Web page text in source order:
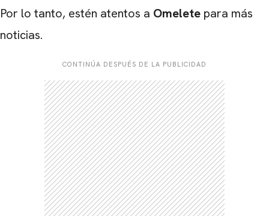
Por lo tanto, estén atentos a Omelete para más
noticias.
CONTINÚA DESPUÉS DE LA PUBLICIDAD